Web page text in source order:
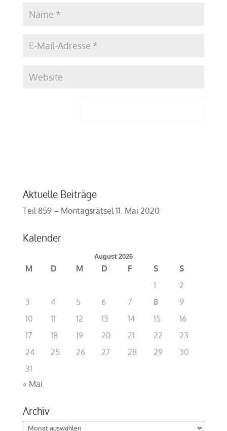
Aktuelle Beiträge
Teil 859 – Montagsrätsel 11. Mai 2020
Kalender
August 2026
M D M D F S
S
1
2
3
4 5 6 7 8
9
10
11 12 13 14 15
16
17
18 19 20 21 22
23
24
25 26 27 28 29
30
31
« Mai
Archiv
Archiv